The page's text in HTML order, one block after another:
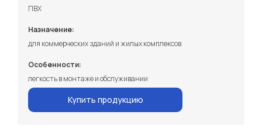
ПВХ
Назначение:
для коммерческих зданий и жилых комплексов
Особенности:
легкость в монтаже и обслуживании
Купить продукцию